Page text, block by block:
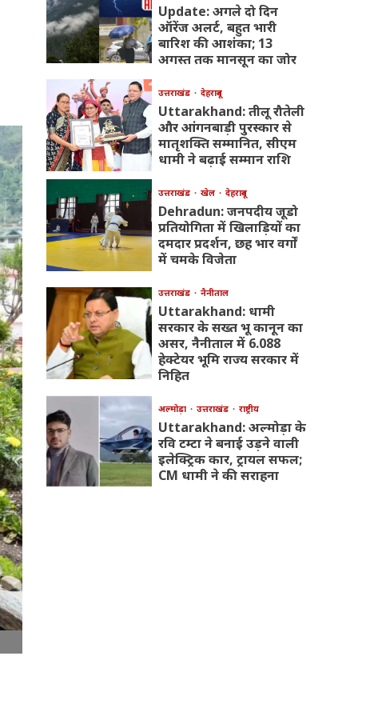
Update: अगले दो दिन
ऑरेंज अलर्ट, बहुत भारी
बारिश की आशंका; 13
अगस्त तक मानसून का जोर
उत्तराखंड देहरादून
Uttarakhand: तीलू रौतेली
और आंगनबाड़ी पुरस्कार से
मातृशक्ति सम्मानित, सीएम
धामी ने बढ़ाई सम्मान राशि
उत्तराखंड खेल देहरादून
Dehradun: जनपदीय जूडो
प्रतियोगिता में खिलाड़ियों का
दमदार प्रदर्शन, छह भार वर्गों
में चमके विजेता
उत्तराखंड नैनीताल
Uttarakhand: धामी
सरकार के सख्त भू कानून का
असर, नैनीताल में 6.088
हेक्टेयर भूमि राज्य सरकार में
निहित
अल्मोड़ा उत्तराखंड राष्ट्रीय
Uttarakhand: अल्मोड़ा के
रवि टम्टा ने बनाई उड़ने वाली
इलेक्ट्रिक कार, ट्रायल सफल;
CM धामी ने की सराहना